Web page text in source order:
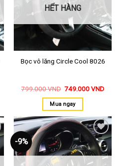
HẾT HÀNG
Bọc vô lăng Circle Cool 8026
799.000VND 749.000VND
Mua ngay
-9%
Thêm
vào
yêu
thích